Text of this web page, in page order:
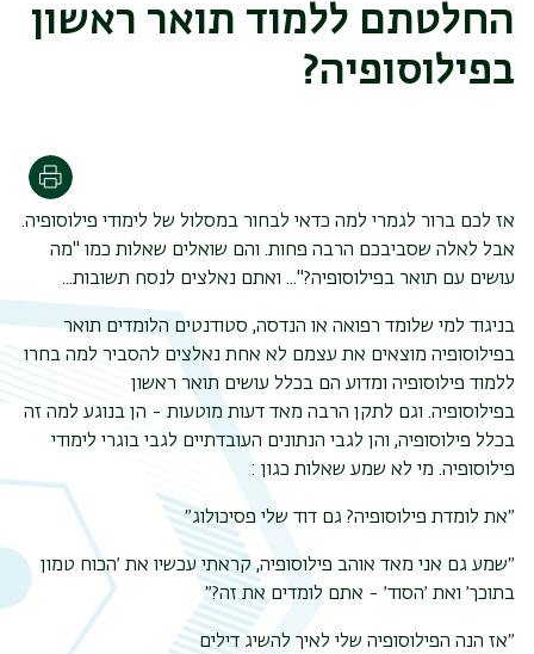
החלטתם ללמוד תואר ראשון
בפילוסופיה?
אז לכם ברור לגמרי למה כדאי לבחור במסלול של לימודי פילוסופיה.
אבל לאלה שסביבכם הרבה פחות. והם שואלים שאלות כמו "מה
עושים עם תואר בפילוסופיה?"... ואתם נאלצים לנסח תשובות...
בניגוד למי שלומד רפואה או הנדסה, סטודנטים הלומדים תואר
בפילוסופיה מוצאים את עצמם לא אחת נאלצים להסביר למה בחרו
ללמוד פילוסופיה ומדוע הם בכלל עושים תואר ראשון
בפילוסופיה. וגם לתקן הרבה מאד דעות מוטעות - הן בנוגע למה זה
בכלל פילוסופיה, והן לגבי הנתונים העובדתיים לגבי בוגרי לימודי
פילוסופיה. מי לא שמע שאלות כגון :
״את לומדת פילוסופיה? גם דוד שלי פסיכולוג״
״שמע גם אני מאד אוהב פילוסופיה, קראתי עכשיו את ׳הכוח טמון
בתוכך׳ ואת ׳הסוד׳ - אתם לומדים את זה?״
״אז הנה הפילוסופיה שלי לאיך להשיג דילים